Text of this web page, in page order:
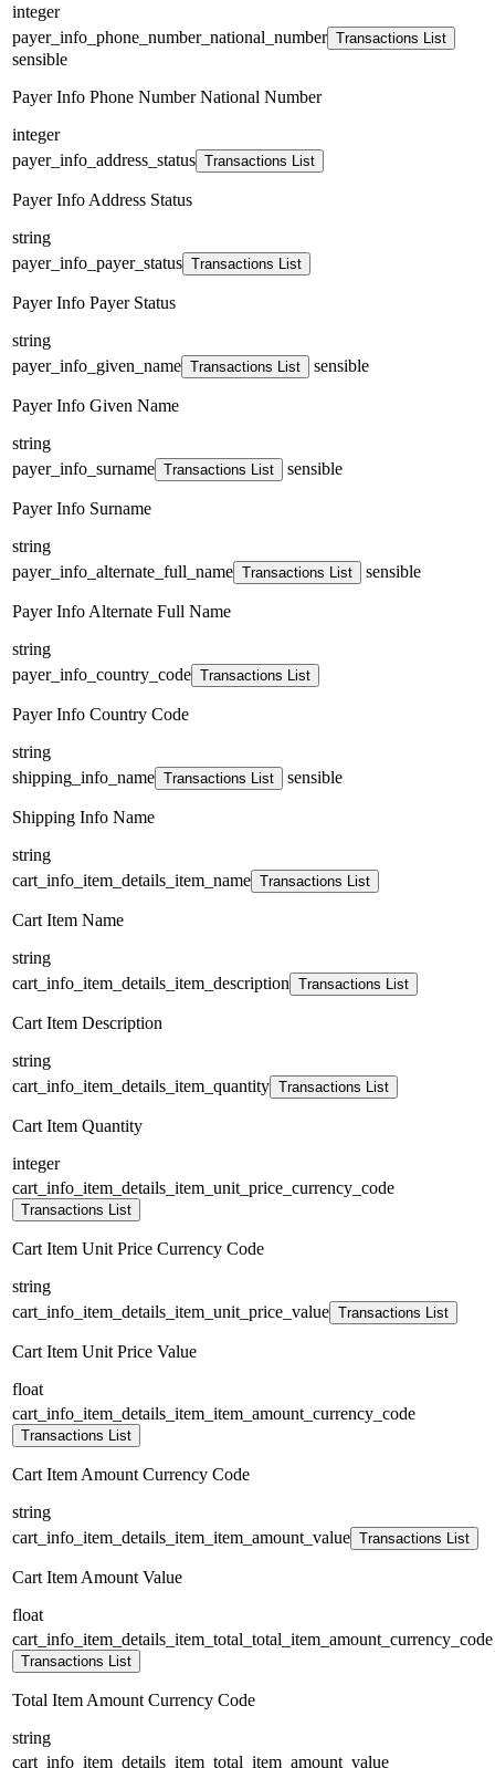
integer
payer_info_phone_number_national_number Transactions List
sensible
Payer Info Phone Number National Number
integer
payer_info_address_status Transactions List
Payer Info Address Status
string
payer_info_payer_status Transactions List
Payer Info Payer Status
string
payer_info_given_name Transactions List sensible
Payer Info Given Name
string
payer_info_surname Transactions List sensible
Payer Info Surname
string
payer_info_alternate_full_name Transactions List sensible
Payer Info Alternate Full Name
string
payer_info_country_code Transactions List
Payer Info Country Code
string
shipping_info_name Transactions List sensible
Shipping Info Name
string
cart_info_item_details_item_name Transactions List
Cart Item Name
string
cart_info_item_details_item_description Transactions List
Cart Item Description
string
cart_info_item_details_item_quantity Transactions List
Cart Item Quantity
integer
cart_info_item_details_item_unit_price_currency_code
Transactions List
Cart Item Unit Price Currency Code
string
cart_info_item_details_item_unit_price_value Transactions List
Cart Item Unit Price Value
float
cart_info_item_details_item_item_amount_currency_code
Transactions List
Cart Item Amount Currency Code
string
cart_info_item_details_item_item_amount_value Transactions List
Cart Item Amount Value
float
cart_info_item_details_item_total_total_item_amount_currency_code
Transactions List
Total Item Amount Currency Code
string
cart_info_item_details_item_total_item_amount_value